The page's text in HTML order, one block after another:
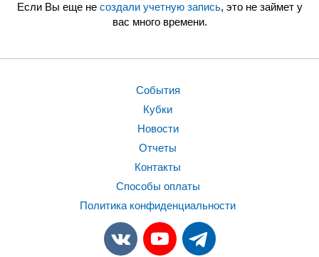
Если Вы еще не создали учетную запись, это не займет у
вас много времени.
События
Кубки
Новости
Отчеты
Контакты
Способы оплаты
Политика конфиденциальности